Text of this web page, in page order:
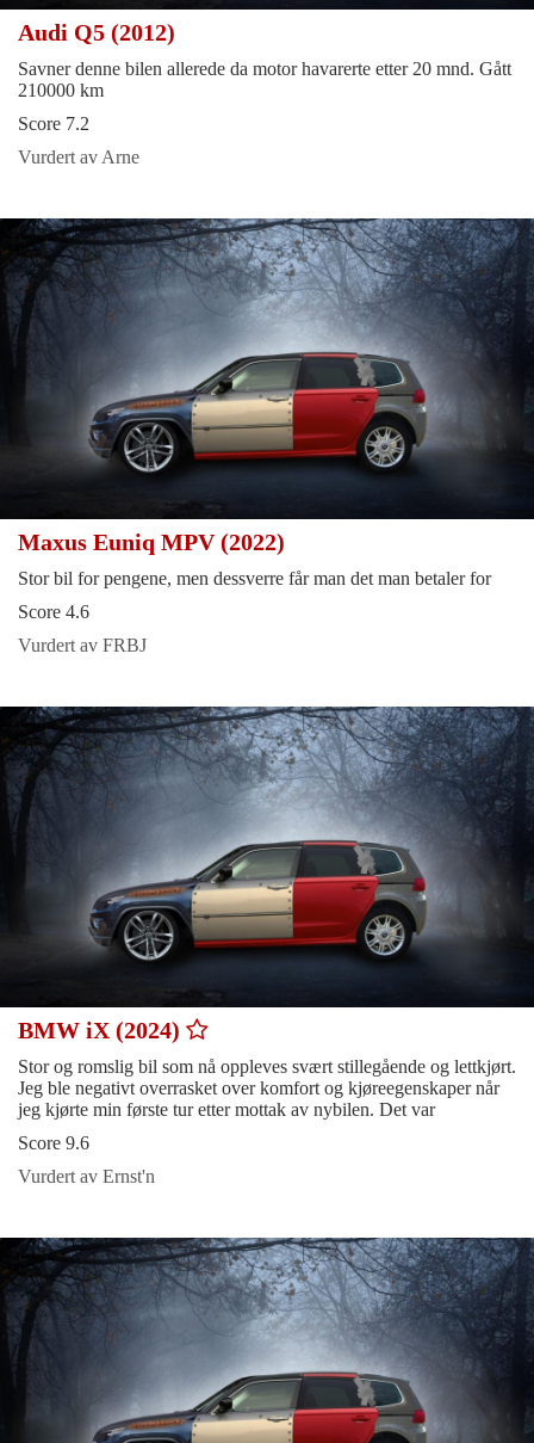
Audi Q5 (2012)
Savner denne bilen allerede da motor havarerte etter 20 mnd. Gått
210000 km
Score 7.2
Vurdert av Arne
Maxus Euniq MPV (2022)
Stor bil for pengene, men dessverre får man det man betaler for
Score 4.6
Vurdert av FRBJ
BMW iX (2024)
Stor og romslig bil som nå oppleves svært stillegående og lettkjørt.
Jeg ble negativt overrasket over komfort og kjøreegenskaper når
jeg kjørte min første tur etter mottak av nybilen. Det var
Score 9.6
Vurdert av Ernst'n